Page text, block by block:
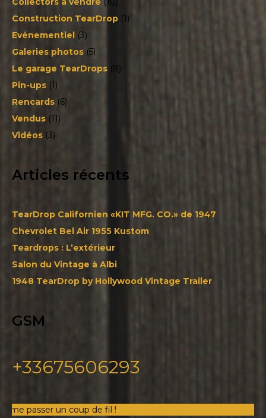
Construction TearDrop (1)
Evénementiel (3)
Galeries photos (5)
Le garage TearDrops (8)
Pin-ups (1)
Rencards (6)
Vendus (11)
Vidéos (3)
Articles récents
TearDrop Californien «KIT MFG. CO.» de 1947
Chevrolet Bel Air 1955 Kustom
Teardrops : L’extérieur
Salon du Vintage à Albi
1948 TearDrop by Hollywood Vintage Trailer
GSM
+33675606293
coup de fil !